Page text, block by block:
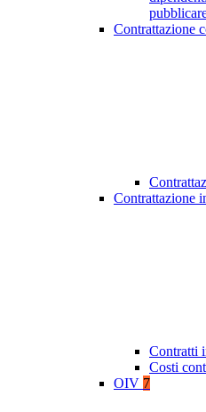
Contrattazione
Contrattazione
Contratti
Costi
OIV 7